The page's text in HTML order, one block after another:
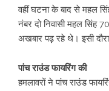
वहीं घटना के बाद से महल
नंबर दो निवासी महल सिंह
अखबार पढ़ रहे थे। इसी
पांच राउंड फायरिंग की
हमलावरों ने पांच राउंड